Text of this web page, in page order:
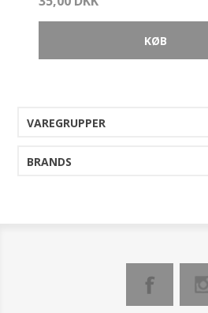
VAREGRUPPER
BRANDS